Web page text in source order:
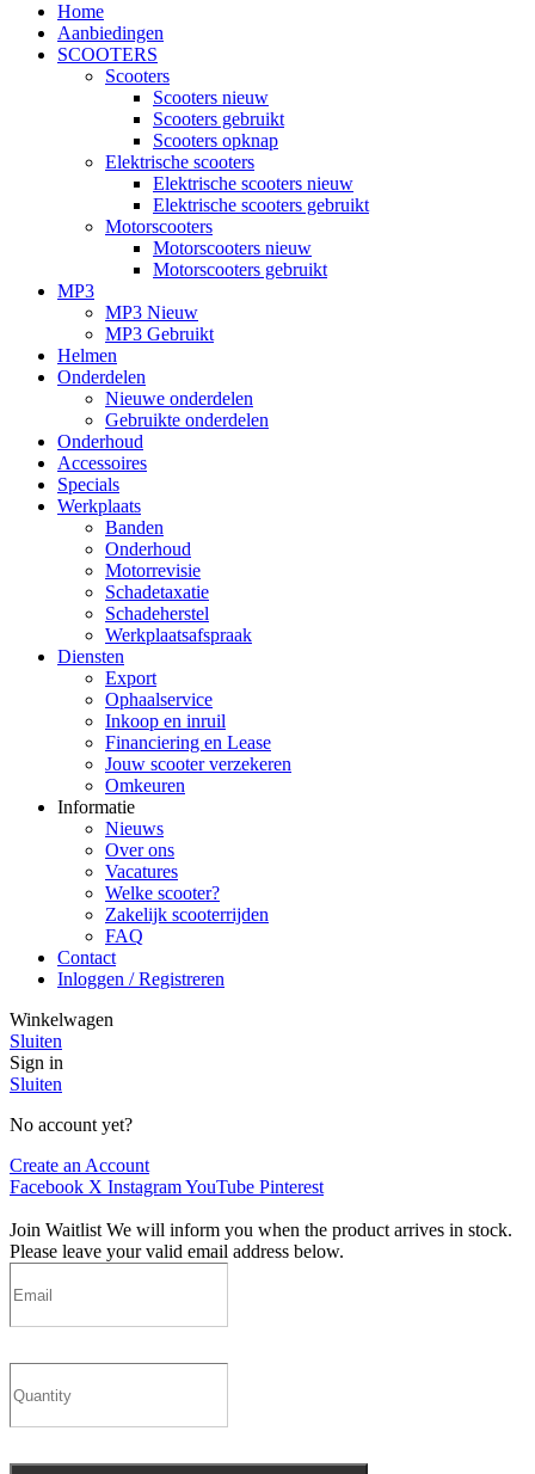
Home
Aanbiedingen
SCOOTERS
Scooters
Scooters nieuw
Scooters gebruikt
Scooters opknap
Elektrische scooters
Elektrische scooters nieuw
Elektrische scooters gebruikt
Motorscooters
Motorscooters nieuw
Motorscooters gebruikt
MP3
MP3 Nieuw
MP3 Gebruikt
Helmen
Onderdelen
Nieuwe onderdelen
Gebruikte onderdelen
Onderhoud
Accessoires
Specials
Werkplaats
Banden
Onderhoud
Motorrevisie
Schadetaxatie
Schadeherstel
Werkplaatsafspraak
Diensten
Export
Ophaalservice
Inkoop en inruil
Financiering en Lease
Jouw scooter verzekeren
Omkeuren
Informatie
Nieuws
Over ons
Vacatures
Welke scooter?
Zakelijk scooterrijden
FAQ
Contact
Inloggen / Registreren
Winkelwagen
Sluiten
Sign in
Sluiten
No account yet?
Create an Account
Facebook X InstagramYouTube Pinterest
Join Waitlist We will inform you when the product arrives in stock.
Please leave your valid email address below.